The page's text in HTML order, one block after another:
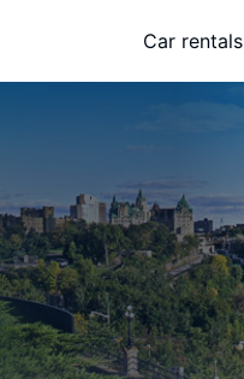
Car rentals